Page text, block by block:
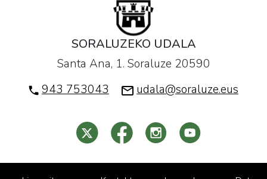
SORALUZEKO UDALA
Santa Ana, 1. Soraluze 20590
943 753043
udala@soraluze.eus